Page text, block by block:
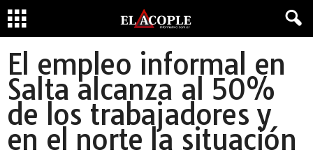
El empleo informal en
Salta alcanza al 50%
de los trabajadores y
en el norte la situación